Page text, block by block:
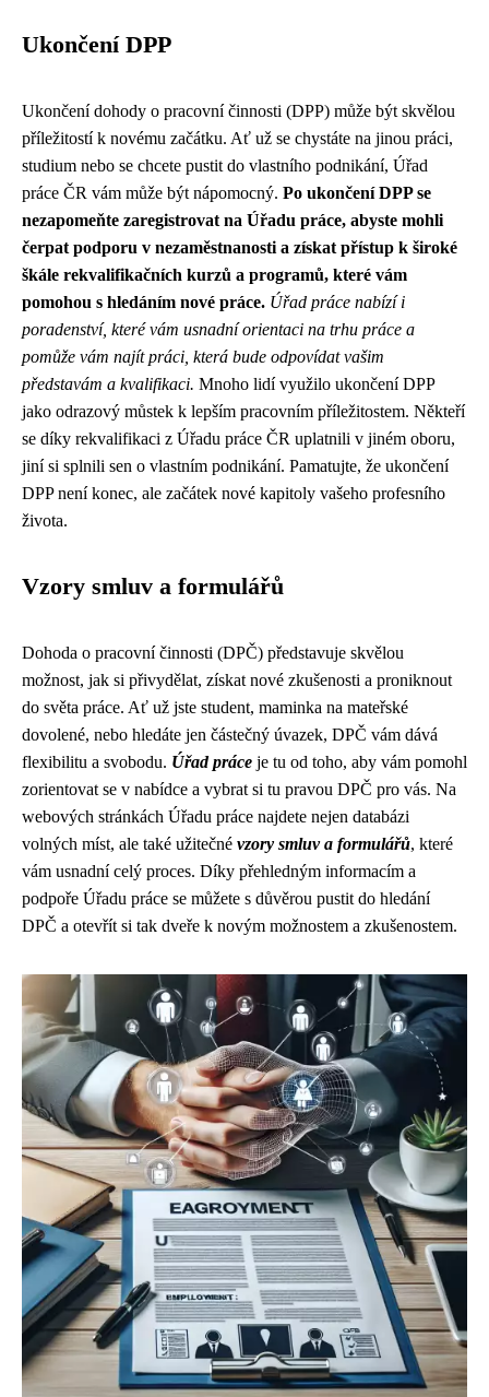
Ukončení DPP
Ukončení dohody o pracovní činnosti (DPP) může být skvělou
příležitostí k novému začátku. Ať už se chystáte na jinou práci,
studium nebo se chcete pustit do vlastního podnikání, Úřad
práce ČR vám může být nápomocný. Po ukončení DPP se
nezapomeňte zaregistrovat na Úřadu práce, abyste mohli
čerpat podporu v nezaměstnanosti a získat přístup k široké
škále rekvalifikačních kurzů a programů, které vám
pomohou s hledáním nové práce. Úřad práce nabízí i
poradenství, které vám usnadní orientaci na trhu práce a
pomůže vám najít práci, která bude odpovídat vašim
představám a kvalifikaci. Mnoho lidí využilo ukončení DPP
jako odrazový můstek k lepším pracovním příležitostem. Někteří
se díky rekvalifikaci z Úřadu práce ČR uplatnili v jiném oboru,
jiní si splnili sen o vlastním podnikání. Pamatujte, že ukončení
DPP není konec, ale začátek nové kapitoly vašeho profesního
života.
Vzory smluv a formulářů
Dohoda o pracovní činnosti (DPČ) představuje skvělou
možnost, jak si přivydělat, získat nové zkušenosti a proniknout
do světa práce. Ať už jste student, maminka na mateřské
dovolené, nebo hledáte jen částečný úvazek, DPČ vám dává
flexibilitu a svobodu. Úřad práce je tu od toho, aby vám pomohl
zorientovat se v nabídce a vybrat si tu pravou DPČ pro vás. Na
webových stránkách Úřadu práce najdete nejen databázi
volných míst, ale také užitečné vzory smluv a formulářů, které
vám usnadní celý proces. Díky přehledným informacím a
podpoře Úřadu práce se můžete s důvěrou pustit do hledání
DPČ a otevřít si tak dveře k novým možnostem a zkušenostem.